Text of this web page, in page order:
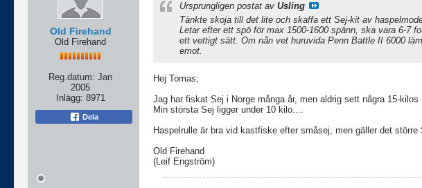
Old Firehand
Old Firehand
Reg.datum: Jan
2005
Inlägg: 8971
Dela
Ursprungligen postat av Usling
Tänkte skoja till det lite och skaffa ett Sej-kit av
Letar efter ett spö för max 1500-1600 spänn, ska vara 6-7
ett vettigt sätt. Om nån vet huruvida Penn Battle II 6000
emot.
Hej Tomas;
Jag har fiskat Sej i Norge många år, men aldrig sett några 15-
Min största Sej ligger under 10 kilo....
Haspelrulle är bra vid kastfiske efter småsej, men gäller det
Old Firehand
(Leif Engström)